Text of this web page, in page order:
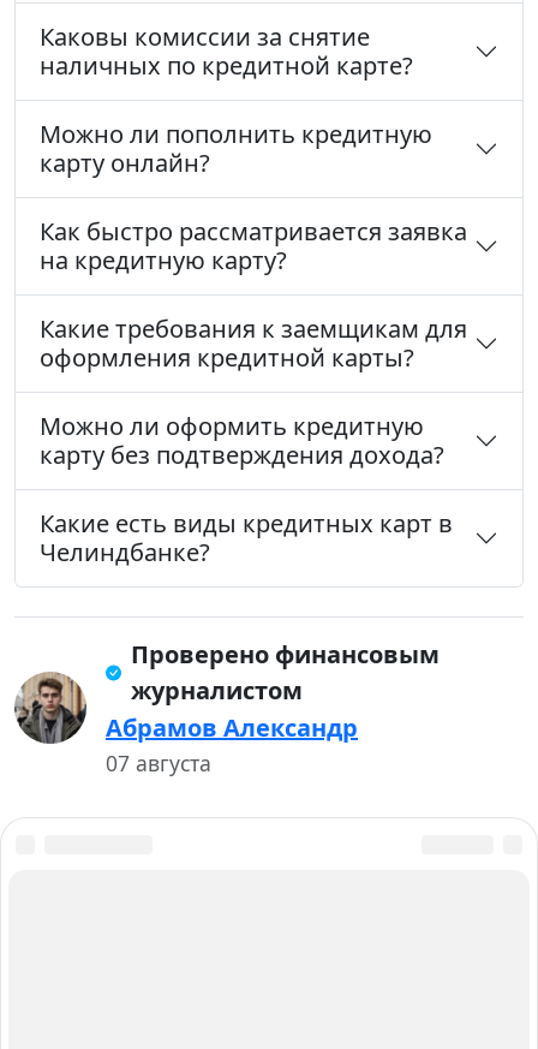
Каковы комиссии за снятие
наличных по кредитной карте?
Можно ли пополнить кредитную
карту онлайн?
Как быстро рассматривается заявка
на кредитную карту?
Какие требования к заемщикам для
оформления кредитной карты?
Можно ли оформить кредитную
карту без подтверждения дохода?
Какие есть виды кредитных карт в
Челиндбанке?
Проверено финансовым
журналистом
Абрамов Александр
07 августа